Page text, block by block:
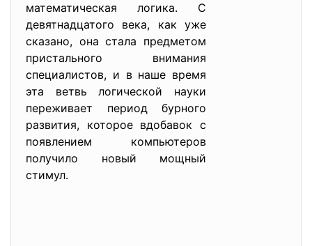
математическая логика. С
девятнадцатого века, как уже
сказано, она стала предметом
пристального внимания
специалистов, и в наше время
эта ветвь логической науки
переживает период бурного
развития, которое вдобавок с
появлением компьютеров
получило новый мощный
стимул.